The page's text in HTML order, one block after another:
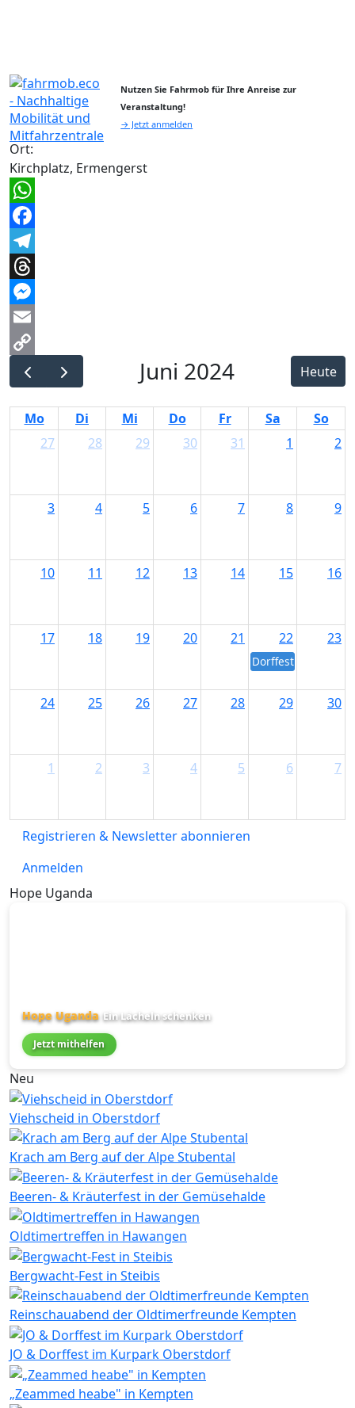
Nutzen Sie Fahrmob für Ihre Anreise zur
Veranstaltung!
→ Jetzt anmelden
Ort:
Kirchplatz, Ermengerst
WhatsApp
Facebook
Telegram
Threads
Messenger
Email
Copy
Link
Juni 2024 Heute
Mo Di Mi Do Fr Sa
So
27
28 29 30 31 1 2
3 4 5 6 7 8 9
10 11 12 13 14 15 16
17 18 19 20 21 22
Dorffest
23
24 25 26 27 28 29 30
1 2 3 4 5 6 7
Registrieren & Newsletter abonnieren
Anmelden
Hope Uganda
Hope Uganda Ein Lächeln schenken
Jetzt mithelfen
Neu
Viehscheid in Oberstdorf
Krach am Berg auf der Alpe Stubental
Beeren- & Kräuterfest in der Gemüsehalde
Oldtimertreffen in Hawangen
Bergwacht-Fest in Steibis
Reinschauabend der Oldtimerfreunde Kempten
JO & Dorffest im Kurpark Oberstdorf
„Zeammed heabe" in Kempten